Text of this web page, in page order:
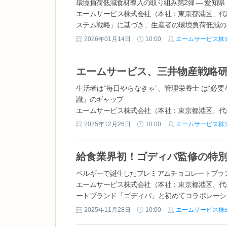
環境負荷低減食材導入の取り組み第2弾 — 愛知
エームサービス株式会社（本社：東京都港区、
ステム戦略」に基づき、生産者の環境負荷低減
ベル（以下、「みえるらべる」）」を取得した
2026年01月14日 10:00 エームサービス株
生活者は“毎日やらなきゃ”、管理栄養士 は“必
識」のギャップ
エームサービス株式会社（本社：東京都港区、
ドットミー、株式会社博報堂 生活者発想技術研
2025年12月26日 10:00 エームサービス株
給食業界初！ゴディバ監修の特
ベルギーで誕生したプレミアムチョコレートブ
エームサービス株式会社（本社：東京都港区、
ートブランド「ゴディバ」と初めてコラボレー
員食堂や学生食堂など当社グループ（エームサー
2025年11月28日 10:00 エームサービス株